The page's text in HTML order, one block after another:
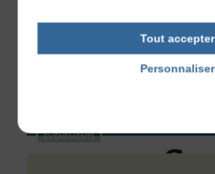
EVÉNEMENTS
Tout accepter
Personnaliser